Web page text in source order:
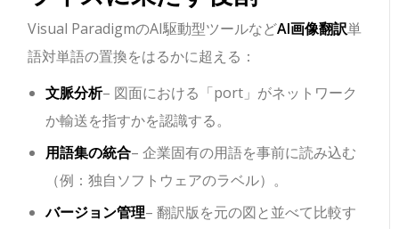
Visual ParadigmのAI駆動型ツールなどAI画像翻訳単
語対単語の置換をはるかに超える：
文脈分析– 図面における「port」がネットワーク
か輸送を指すかを認識する。
用語集の統合– 企業固有の用語を事前に読み込む
（例：独自ソフトウェアのラベル）。
バージョン管理– 翻訳版を元の図と並べて比較す